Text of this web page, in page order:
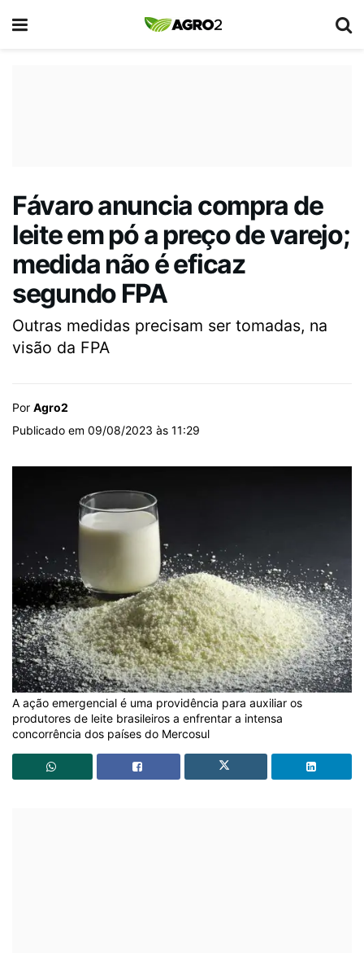
Fávaro anuncia compra de
leite em pó a preço de varejo;
medida não é eficaz
segundo FPA
Outras medidas precisam ser tomadas, na
visão da FPA
Por Agro2
Publicado em 09/08/2023 às 11:29
A ação emergencial é uma providência para auxiliar os
produtores de leite brasileiros a enfrentar a intensa
concorrência dos países do Mercosul